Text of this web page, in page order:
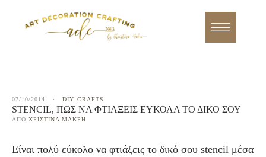
07/10/2014 · DIY CRAFTS
STENCIL, ΠΩΣ ΝΑ ΦΤΙΆΞΕΙΣ ΕΎΚΟΛΑ ΤΟ ΔΙΚΌ ΣΟΥ
ΑΠΌ ΧΡΙΣΤΊΝΑ ΜΑΚΡΉ
Είναι πολύ εύκολο να φτιάξεις το δικό σου stencil μέσα